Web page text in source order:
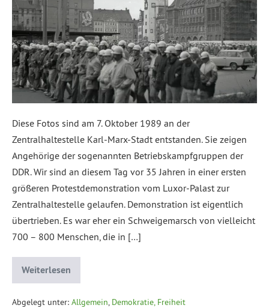
Diese Fotos sind am 7. Oktober 1989 an der
Zentralhaltestelle Karl-Marx-Stadt entstanden. Sie zeigen
Angehörige der sogenannten Betriebskampfgruppen der
DDR. Wir sind an diesem Tag vor 35 Jahren in einer ersten
größeren Protestdemonstration vom Luxor-Palast zur
Zentralhaltestelle gelaufen. Demonstration ist eigentlich
übertrieben. Es war eher ein Schweigemarsch von vielleicht
700 – 800 Menschen, die in […]
Weiterlesen
Abgelegt unter: Allgemein, Demokratie, Freiheit